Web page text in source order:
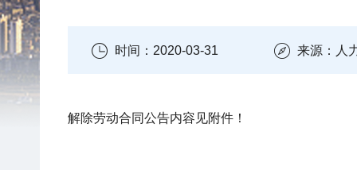
时间：2020-03-31 来源：人
解除劳动合同公告内容见附件！